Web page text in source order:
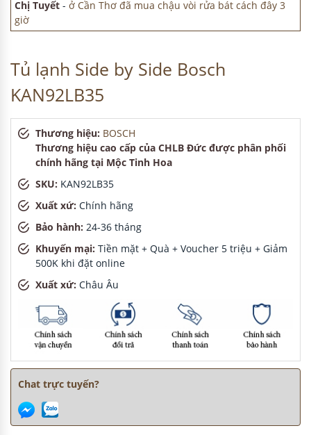
Chị Tuyết - ở Cần Thơ đã mua chậu vòi rửa bát cách đây 3
giờ
Tủ lạnh Side by Side Bosch
KAN92LB35
Thương hiệu: BOSCH
Thương hiệu cao cấp của CHLB Đức được phân phối
chính hãng tại Mộc Tinh Hoa
SKU: KAN92LB35
Xuất xứ: Chính hãng
Bảo hành: 24-36 tháng
Khuyến mại: Tiền mặt + Quà + Voucher 5 triệu + Giảm
500K khi đặt online
Xuất xứ: Châu Âu
Chat trực tuyến?